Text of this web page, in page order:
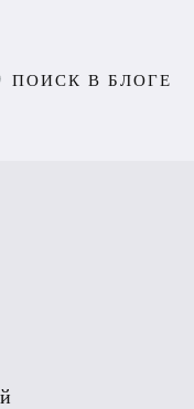
ПОИСК В БЛОГЕ